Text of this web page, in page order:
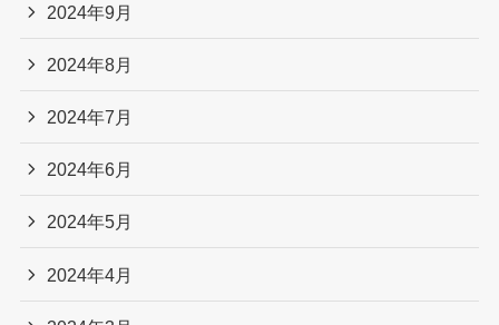
2024年9月
2024年8月
2024年7月
2024年6月
2024年5月
2024年4月